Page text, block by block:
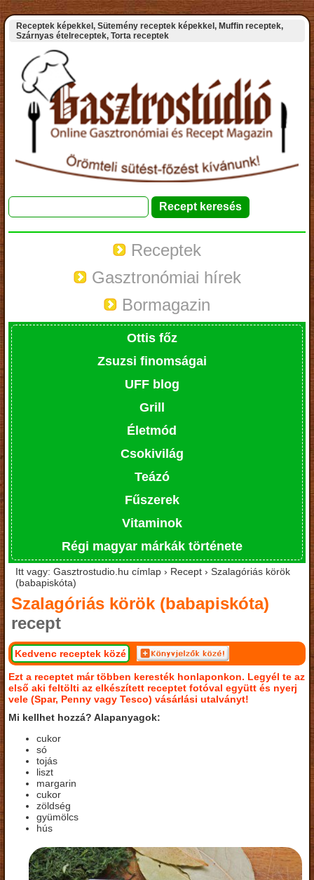
Receptek képekkel, Sütemény receptek képekkel, Muffin receptek,
Szárnyas ételreceptek, Torta receptek
Receptek
Gasztronómiai hírek
Bormagazin
Ottis főz
Zsuzsi finomságai
UFF blog
Grill
Életmód
Csokivilág
Teázó
Fűszerek
Vitaminok
Régi magyar márkák története
Itt vagy: Gasztrostudio.hu címlap › Recept › Szalagóriás körök
(babapiskóta)
Szalagóriás körök (babapiskóta)
recept
Kedvenc receptek közé
Ezt a receptet már többen keresték honlaponkon. Legyél te az
első aki feltölti az elkészített receptet fotóval együtt és nyerj
vele (Spar, Penny vagy Tesco) vásárlási utalványt!
Mi kellhet hozzá? Alapanyagok:
cukor
só
tojás
liszt
margarin
cukor
zöldség
gyümölcs
hús